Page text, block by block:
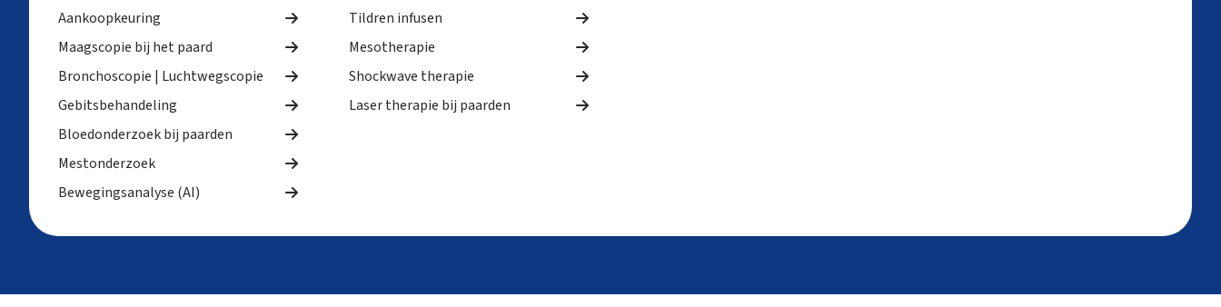
Aankoopkeuring
Maagscopie bij het paard
Bronchoscopie | Luchtwegscopie
Gebitsbehandeling
Bloedonderzoek bij paarden
Mestonderzoek
Bewegingsanalyse (AI)
Tildren infusen
Mesotherapie
Shockwave therapie
Laser therapie bij paarden